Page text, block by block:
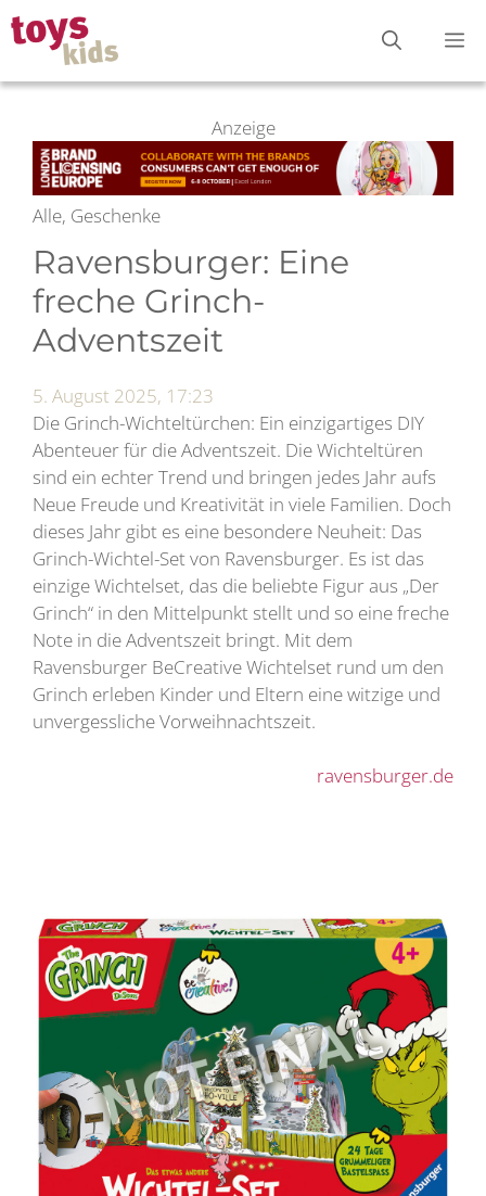
Zum
Inhalt
springen
Anzeige
Alle, Geschenke
Ravensburger: Eine
freche Grinch-
Adventszeit
5. August 2025, 17:23
Die Grinch-Wichteltürchen: Ein einzigartiges DIY
Abenteuer für die Adventszeit. Die Wichteltüren
sind ein echter Trend und bringen jedes Jahr aufs
Neue Freude und Kreativität in viele Familien. Doch
dieses Jahr gibt es eine besondere Neuheit: Das
Grinch-Wichtel-Set von Ravensburger. Es ist das
einzige Wichtelset, das die beliebte Figur aus „Der
Grinch“ in den Mittelpunkt stellt und so eine freche
Note in die Adventszeit bringt. Mit dem
Ravensburger BeCreative Wichtelset rund um den
Grinch erleben Kinder und Eltern eine witzige und
unvergessliche Vorweihnachtszeit.
ravensburger.de